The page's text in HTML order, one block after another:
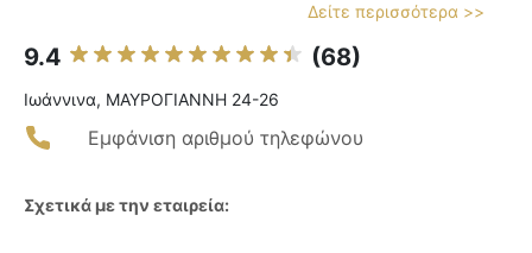
Δείτε περισσότερα >>
9.4 (68)
Ιωάννινα, ΜΑΥΡΟΓΙΑΝΝΗ 24-26
Εμφάνιση αριθμού τηλεφώνου
Σχετικά με την εταιρεία: